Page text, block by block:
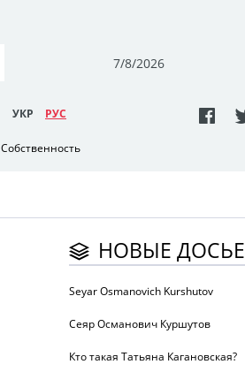
7/8/2026
УКР РУC
Собственность
НОВЫЕ ДОСЬЕ
Seyar Osmanovich Kurshutov
Сеяр Османович Куршутов
Кто такая Татьяна Кагановская?